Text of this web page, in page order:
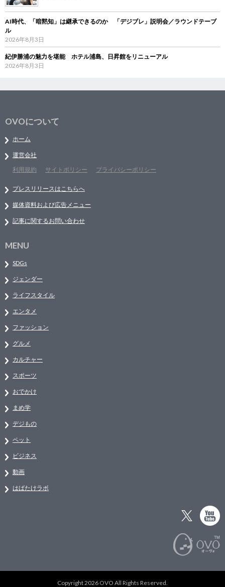
AI時代、「暗黙知」は継承できるのか 「デジブレ」説明会／ラウンドテーブ
ル
2026年8月3日
紀伊勝浦の魅力を堪能 ホテル浦島、日昇館をリニューアル
2026年8月3日
OVOについて
ホーム
運営会社
利用規約
サイトポリシー プライバシーポリシー
プレスリリースはこちらへ
媒体資料および広告メニュー
記事に関するお問い合わせ
MENU
SDGs
ジェンダー
ライフスタイル
エンタメ
ファッション
グルメ
カルチャー
スポーツ
おでかけ
まめ学
デジもの
ペット
ビジネス
動画
はばたけラボ
Copyright 2026 OVO All Rights Reserved.